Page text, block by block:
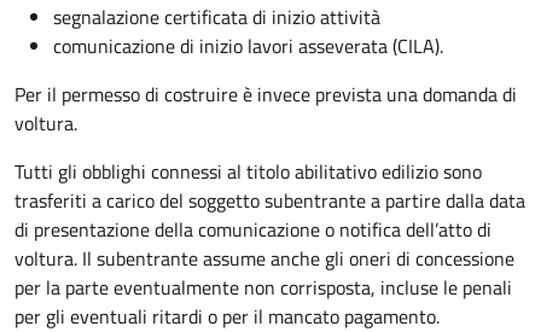
segnalazione certificata di inizio attività
comunicazione di inizio lavori asseverata (CILA).
Per il permesso di costruire è invece prevista una domanda di
voltura.
Tutti gli obblighi connessi al titolo abilitativo edilizio sono
trasferiti a carico del soggetto subentrante a partire dalla data
di presentazione della comunicazione o notifica dell’atto di
voltura. Il subentrante assume anche gli oneri di concessione
per la parte eventualmente non corrisposta, incluse le penali
per gli eventuali ritardi o per il mancato pagamento.